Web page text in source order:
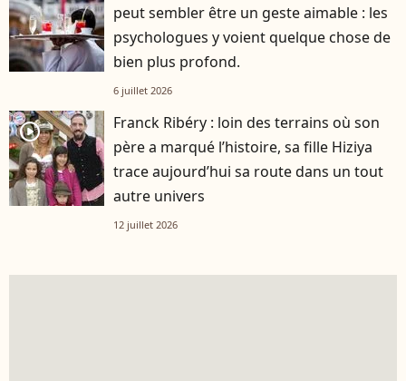
peut sembler être un geste aimable : les
psychologues y voient quelque chose de
bien plus profond.
6 juillet 2026
player2
Franck Ribéry : loin des terrains où son
père a marqué l’histoire, sa fille Hiziya
trace aujourd’hui sa route dans un tout
autre univers
12 juillet 2026